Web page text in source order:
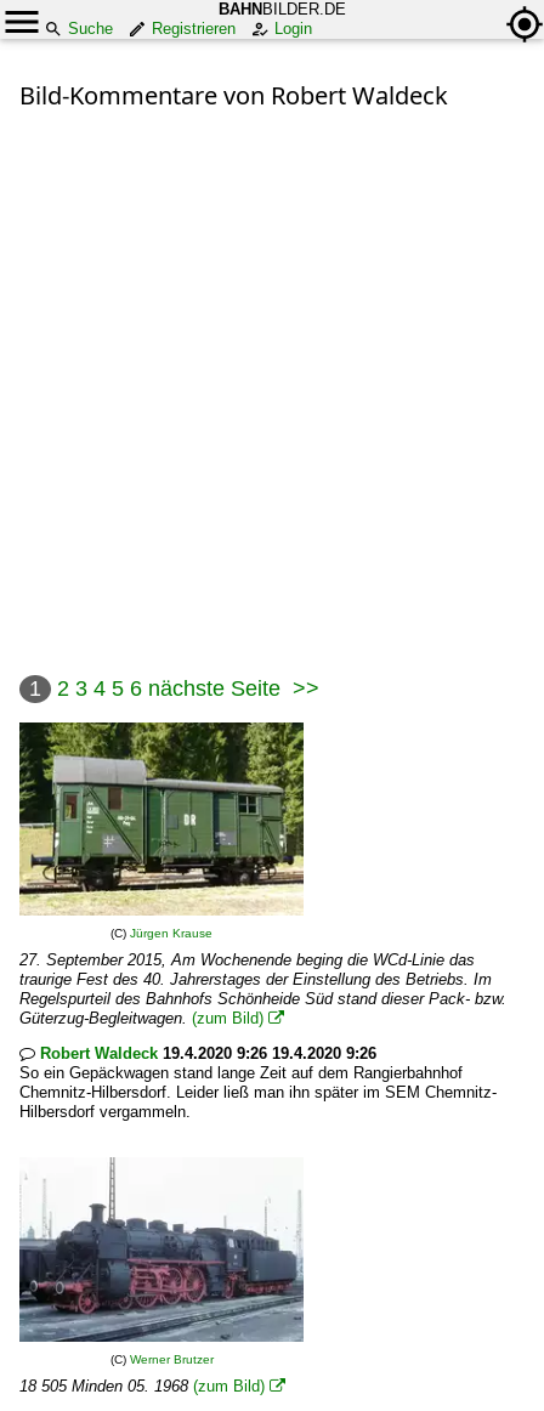
BAHN BILDER.DE
Suche
Registrieren Login
Bild-Kommentare von Robert Waldeck
1 2 3 4 5 6 nächste Seite >>
(C) Jürgen Krause
27. September 2015, Am Wochenende beging die WCd-Linie das
traurige Fest des 40. Jahrerstages der Einstellung des Betriebs. Im
Regelspurteil des Bahnhofs Schönheide Süd stand dieser Pack- bzw.
Güterzug-Begleitwagen. (zum Bild) 
 Robert Waldeck 19.4.2020 9:26 19.4.2020 9:26
So ein Gepäckwagen stand lange Zeit auf dem Rangierbahnhof
Chemnitz-Hilbersdorf. Leider ließ man ihn später im SEM Chemnitz-
Hilbersdorf vergammeln.
(C) Werner Brutzer
18 505 Minden 05. 1968 (zum Bild) 